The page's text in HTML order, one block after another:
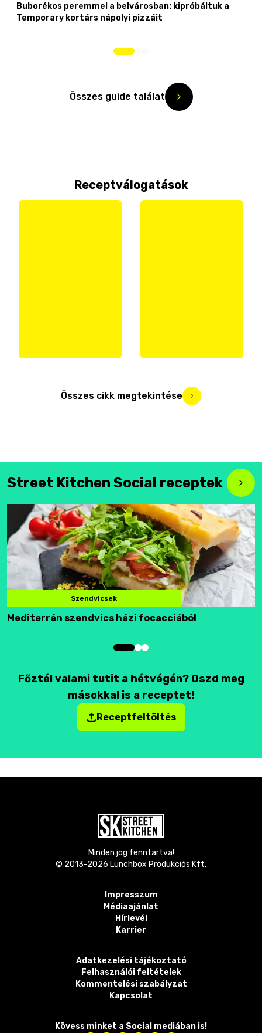
Buborékos peremmel a belvárosban: kipróbáltuk a
Temporary kortárs nápolyi pizzáit
Összes guide találat
Receptválogatások
Összes cikk megtekintése
Street Kitchen Social receptek
Szendvicsek
Mediterrán szendvics házi focacciából
Főztél valami tutit a hétvégén? Oszd meg
másokkal is a receptet!
Receptfeltöltés
Minden jog fenntartva!
© 2013-2026 Lunchbox Produkciós Kft.
Impresszum
Médiaajánlat
Hírlevél
Karrier
Adatkezelési tájékoztató
Felhasználói feltételek
Kommentelési szabályzat
Kapcsolat
Kövess minket a Social mediában is!